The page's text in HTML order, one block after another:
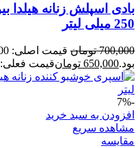
250 میلی لیتر
700,000 تومان
بود.650,000 تومانقیمت فعلی: 650,000 تومان.
-7%
افزودن به سبد خرید
مشاهده سریع
مقایسه